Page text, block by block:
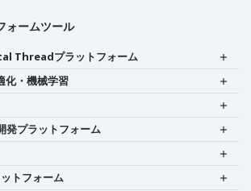
ォームツール
Threadプラットフォーム
化・機械学習
発プラットフォーム
トフォーム